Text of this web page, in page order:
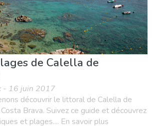
de Calella de
- 16 juin 2017
découvrir le littoral de Calella de
Brava. Suivez ce guide et découvrez
et plages.... En savoir plus